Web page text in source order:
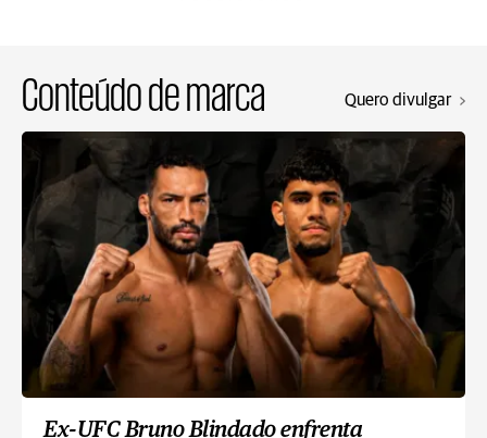
Conteúdo de marca Quero divulgar
Ex-UFC Bruno Blindado enfrenta